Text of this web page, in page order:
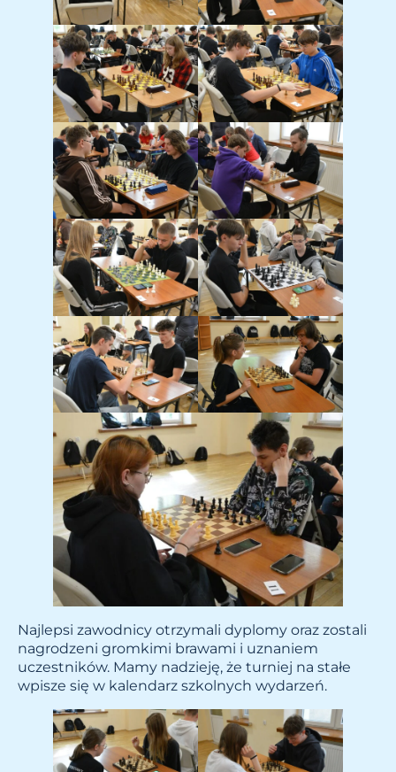
Najlepsi zawodnicy otrzymali dyplomy oraz zostali
nagrodzeni gromkimi brawami i uznaniem
uczestników. Mamy nadzieję, że turniej na stałe
wpisze się w kalendarz szkolnych wydarzeń.